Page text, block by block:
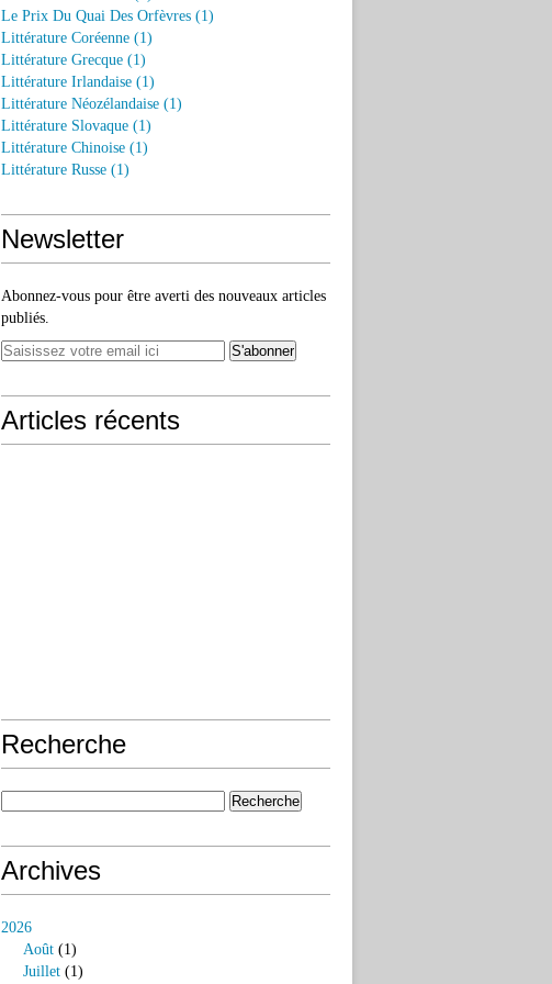
Le Prix Du Quai Des Orfèvres (1)
Littérature Coréenne (1)
Littérature Grecque (1)
Littérature Irlandaise (1)
Littérature Néozélandaise (1)
Littérature Slovaque (1)
Littérature Chinoise (1)
Littérature Russe (1)
Newsletter
Abonnez-vous pour être averti des nouveaux articles
publiés.
Articles récents
Recherche
Archives
2026
Août (1)
Juillet (1)